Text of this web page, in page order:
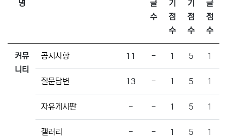
명
글
수
기
점
수
기
점
수
글
점
수
커뮤
니티
공지사항 11 - 1 5 1
질문답변 13 - 1 5 1
자유게시판 - - 1 5 1
갤러리 - - 1 5 1